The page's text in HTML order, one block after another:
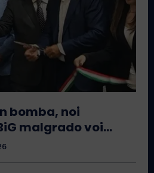
bomba, noi
malgrado voi…